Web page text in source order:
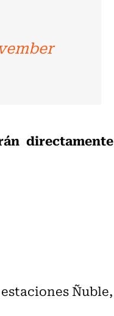
directamente
Ñuble,